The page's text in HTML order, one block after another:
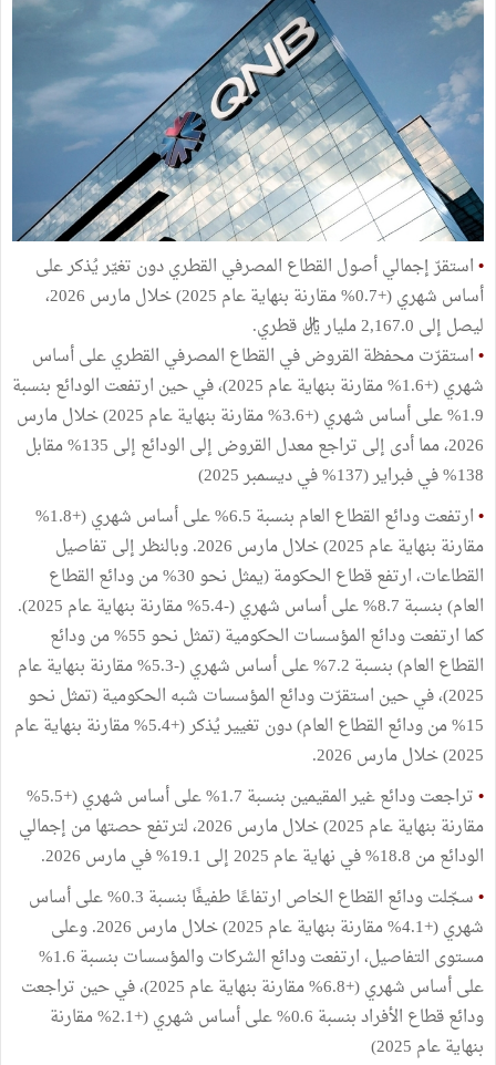
•استقرّ إجمالي أصول القطاع المصرفي القطري دون تغيّر يُذكر على
أساس شهري (+0.7% مقارنة بنهاية عام 2025) خلال مارس 2026،
ليصل إلى 2,167.0 مليار ريال قطري.
•استقرّت محفظة القروض في القطاع المصرفي القطري على أساس
شهري (+1.6% مقارنة بنهاية عام 2025)، في حين ارتفعت الودائع بنسبة
1.9% على أساس شهري (+3.6% مقارنة بنهاية عام 2025) خلال مارس
2026، مما أدى إلى تراجع معدل القروض إلى الودائع إلى 135% مقابل
138% في فبراير (137% في ديسمبر 2025)
•
ارتفعت ودائع القطاع العام بنسبة 6.5% على أساس شهري (+1.8%
مقارنة بنهاية عام 2025) خلال مارس 2026. وبالنظر إلى تفاصيل
القطاعات، ارتفع قطاع الحكومة (يمثل نحو 30% من ودائع القطاع
العام) بنسبة 8.7% على أساس شهري (-5.4% مقارنة بنهاية عام 2025).
كما ارتفعت ودائع المؤسسات الحكومية (تمثل نحو 55% من ودائع
القطاع العام) بنسبة 7.2% على أساس شهري (-5.3% مقارنة بنهاية عام
2025)، في حين استقرّت ودائع المؤسسات شبه الحكومية (تمثل نحو
15% من ودائع القطاع العام) دون تغيير يُذكر (+5.4% مقارنة بنهاية عام
2025) خلال مارس 2026.
•
تراجعت ودائع غير المقيمين بنسبة 1.7% على أساس شهري (+5.5%
مقارنة بنهاية عام 2025) خلال مارس 2026، لترتفع حصتها من إجمالي
الودائع من 18.8% في نهاية عام 2025 إلى 19.1% في مارس 2026.
•
سجّلت ودائع القطاع الخاص ارتفاعًا طفيفًا بنسبة 0.3% على أساس
شهري (+4.1% مقارنة بنهاية عام 2025) خلال مارس 2026. وعلى
مستوى التفاصيل، ارتفعت ودائع الشركات والمؤسسات بنسبة 1.6%
على أساس شهري (+6.8% مقارنة بنهاية عام 2025)، في حين تراجعت
ودائع قطاع الأفراد بنسبة 0.6% على أساس شهري (+2.1% مقارنة
بنهاية عام 2025)